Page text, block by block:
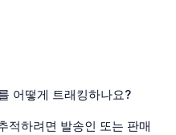
어떻게 트래킹하나요?
하려면 발송인 또는 판매